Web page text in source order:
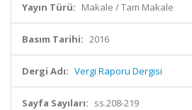
Yayın Türü: Makale / Tam Makale
Basım Tarihi: 2016
Dergi Adı: Vergi Raporu Dergisi
Sayfa Sayıları: ss.208-219